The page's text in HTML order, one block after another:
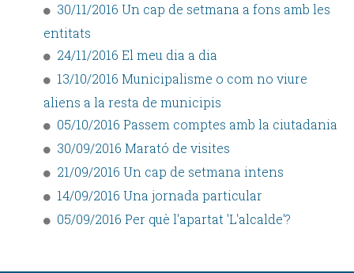
30/11/2016 Un cap de setmana a fons amb les
entitats
24/11/2016 El meu dia a dia
13/10/2016 Municipalisme o com no viure
aliens a la resta de municipis
05/10/2016 Passem comptes amb la ciutadania
30/09/2016 Marató de visites
21/09/2016 Un cap de setmana intens
14/09/2016 Una jornada particular
05/09/2016 Per què l'apartat 'L'alcalde'?